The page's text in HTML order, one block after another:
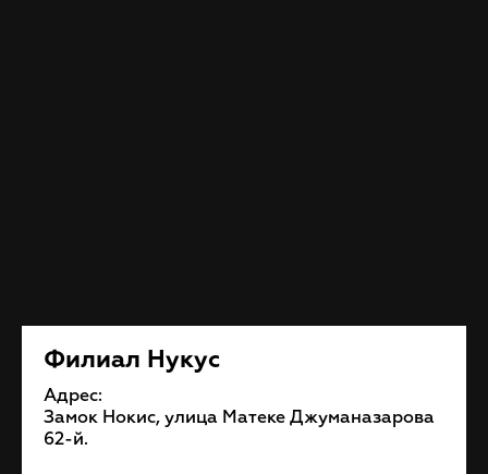
Филиал Нукус
Адрес:
Замок Нокис, улица Матеке Джуманазарова
62-й.